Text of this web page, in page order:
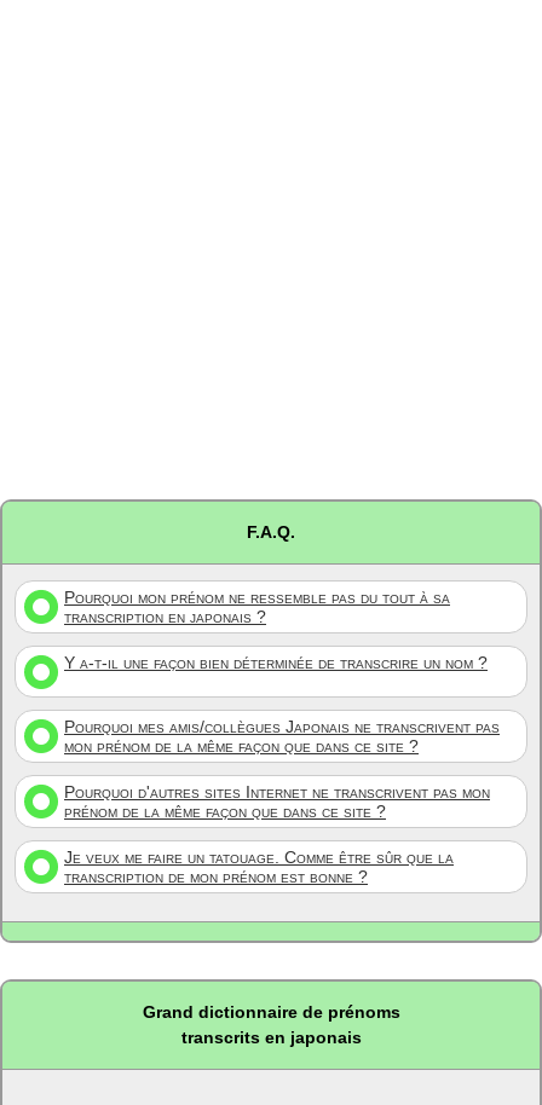
F.A.Q.
Pourquoi mon prénom ne ressemble pas du tout à sa
transcription en japonais ?
Y a-t-il une façon bien déterminée de transcrire un nom ?
Pourquoi mes amis/collègues Japonais ne transcrivent pas
mon prénom de la même façon que dans ce site ?
Pourquoi d'autres sites Internet ne transcrivent pas mon
prénom de la même façon que dans ce site ?
Je veux me faire un tatouage. Comme être sûr que la
transcription de mon prénom est bonne ?
Grand dictionnaire de prénoms
transcrits en japonais